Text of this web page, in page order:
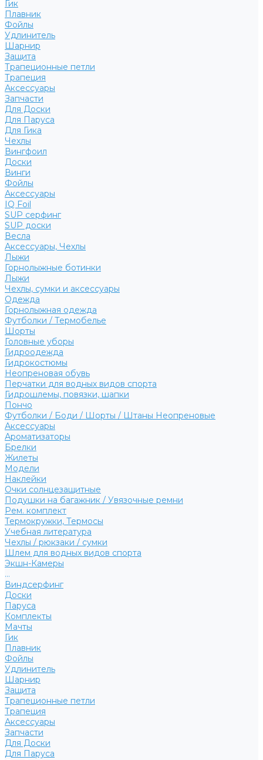
Гик
Плавник
Фойлы
Удлинитель
Шарнир
Защита
Трапеционные петли
Трапеция
Аксессуары
Запчасти
Для Доски
Для Паруса
Для Гика
Чехлы
Вингфоил
Доски
Винги
Фойлы
Аксессуары
IQ Foil
SUP серфинг
SUP доски
Весла
Аксессуары, Чехлы
Лыжи
Горнолыжные ботинки
Лыжи
Чехлы, сумки и аксессуары
Одежда
Горнолыжная одежда
Футболки / Термобелье
Шорты
Головные уборы
Гидроодежда
Гидрокостюмы
Неопреновая обувь
Перчатки для водных видов спорта
Гидрошлемы, повязки, шапки
Пончо
Футболки / Боди / Шорты / Штаны Неопреновые
Аксессуары
Ароматизаторы
Брелки
Жилеты
Модели
Наклейки
Очки солнцезащитные
Подушки на багажник / Увязочные ремни
Рем. комплект
Термокружки, Термосы
Учебная литература
Чехлы / рюкзаки / сумки
Шлем для водных видов спорта
Экшн-Камеры
...
Виндсерфинг
Доски
Паруса
Комплекты
Мачты
Гик
Плавник
Фойлы
Удлинитель
Шарнир
Защита
Трапеционные петли
Трапеция
Аксессуары
Запчасти
Для Доски
Для Паруса